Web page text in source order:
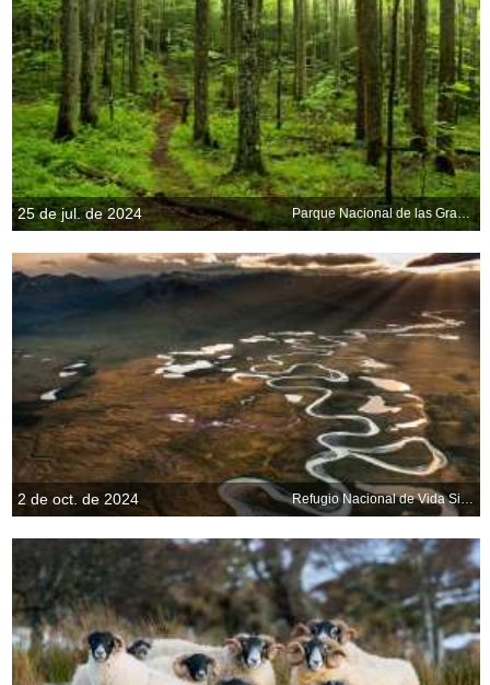
25 de jul. de 2024 Parque Nacional de las Grandes Montañas Humeantes, Tennessee, EE. UU.
2 de oct. de 2024 Refugio Nacional de Vida Silvestre del Ártico, Alaska, EE. UU.